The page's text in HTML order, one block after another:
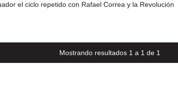
el ciclo repetido con Rafael Correa y la Revolución
Mostrando resultados 1 a 1 de 1